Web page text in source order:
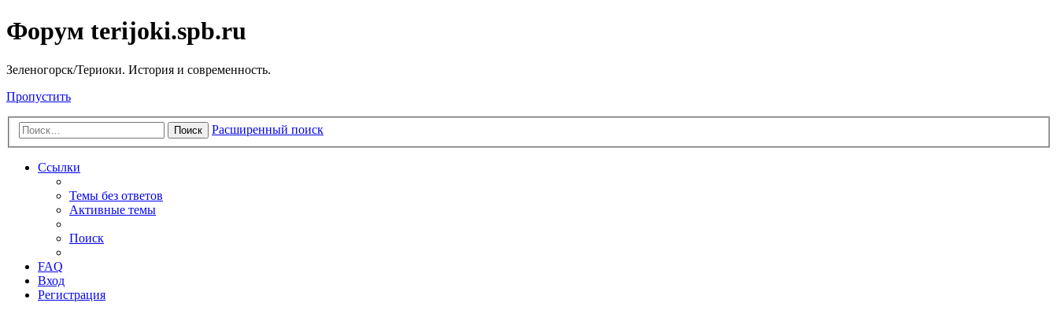
Форум terijoki.spb.ru
Зеленогорск/Териоки. История и современность.
Пропустить
Поиск Расширенный поиск
Ссылки
Темы без ответов
Активные темы
Поиск
FAQ
Вход
Регистрация